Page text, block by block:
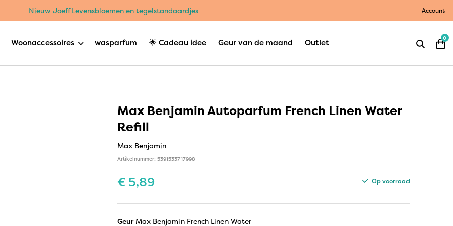
Nieuw Joeff Levensbloemen en tegelstandaardjes Account
Woonaccessoires wasparfum 🌟 Cadeau idee Geur van de maand Outlet 0
Max Benjamin Autoparfum French Linen Water
Refill
Max Benjamin
Artikelnummer: 5391533717998
€5,89 Op voorraad
Geur Max Benjamin French Linen Water